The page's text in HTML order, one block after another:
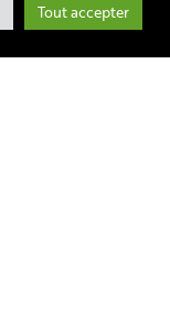
Tout accepter